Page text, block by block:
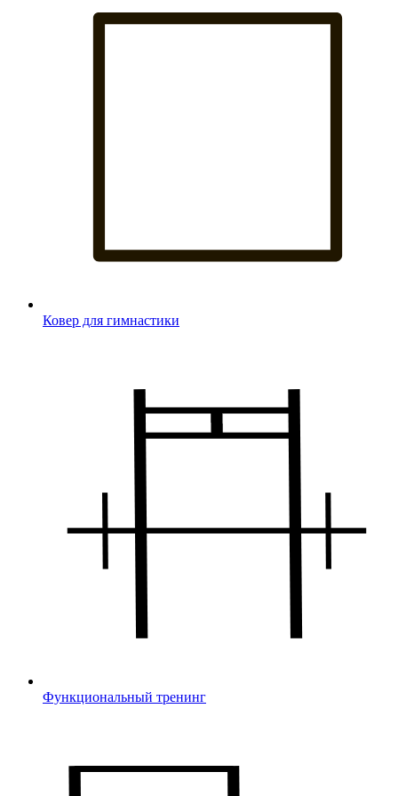
Ковер для гимнастики
Функциональный тренинг